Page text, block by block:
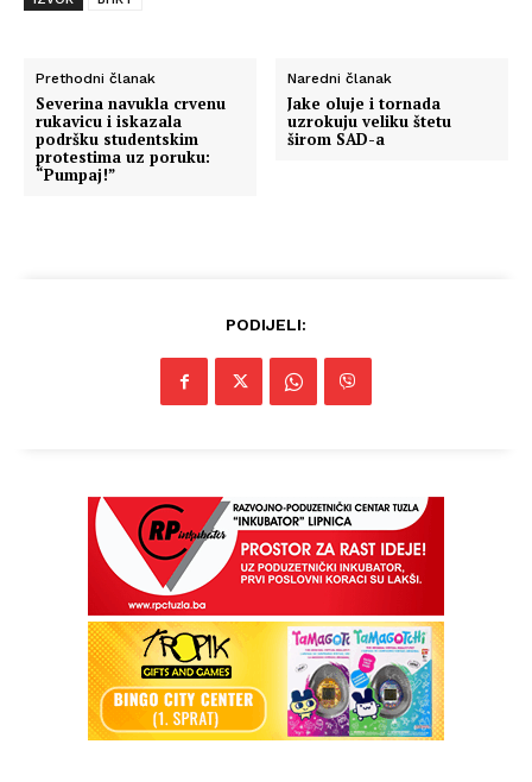
Prethodni članak
Severina navukla crvenu
rukavicu i iskazala
podršku studentskim
protestima uz poruku:
“Pumpaj!”
Naredni članak
Jake oluje i tornada
uzrokuju veliku štetu
širom SAD-a
PODIJELI: